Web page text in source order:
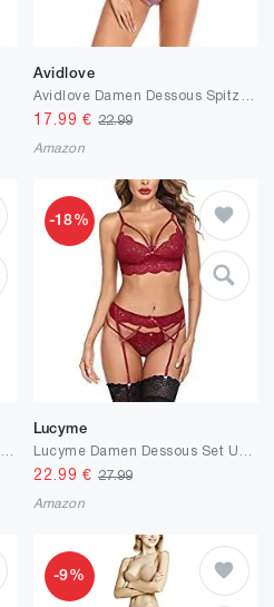
Avidlove
17.99 € 22.99
Amazon
-18%
Lucyme
22.99 € 27.99
Amazon
-9%